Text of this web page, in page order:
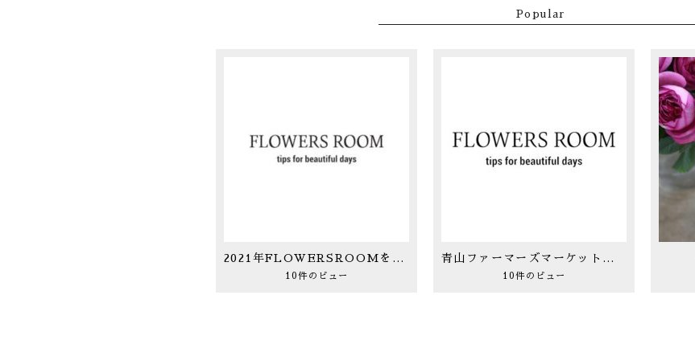
Popular
2021年FLOWERSROOMを支えて下さったすべてのお客様に感謝を込めて
10件のビュー
青山ファーマーズマーケットにて
10件のビュー